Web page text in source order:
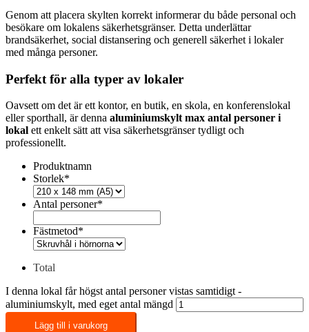
Genom att placera skylten korrekt informerar du både personal och
besökare om lokalens säkerhetsgränser. Detta underlättar
brandsäkerhet, social distansering och generell säkerhet i lokaler
med många personer.
Perfekt för alla typer av lokaler
Oavsett om det är ett kontor, en butik, en skola, en konferenslokal
eller sporthall, är denna aluminiumskylt max antal personer i
lokal ett enkelt sätt att visa säkerhetsgränser tydligt och
professionellt.
Produktnamn
Storlek*
Antal personer*
Fästmetod*
Total
I denna lokal får högst antal personer vistas samtidigt -
aluminiumskylt, med eget antal mängd
Lägg till i varukorg